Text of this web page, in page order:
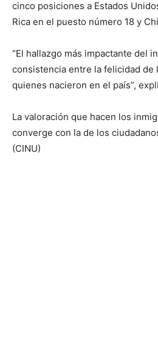
cinco posiciones a Estados
Rica en el puesto número 18 y
“El hallazgo más impactante del
consistencia entre la felicidad de
quienes nacieron en el país”,
La valoración que hacen los
converge con la de los
(CINU)